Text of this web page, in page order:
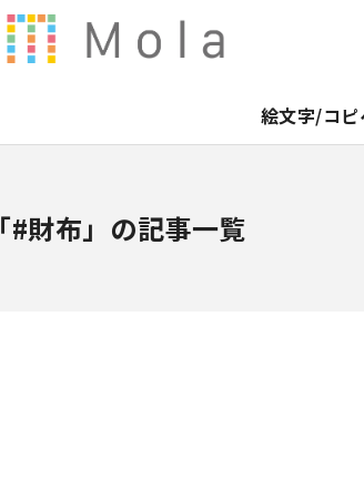
絵文字/コピ
「#財布」の記事一覧